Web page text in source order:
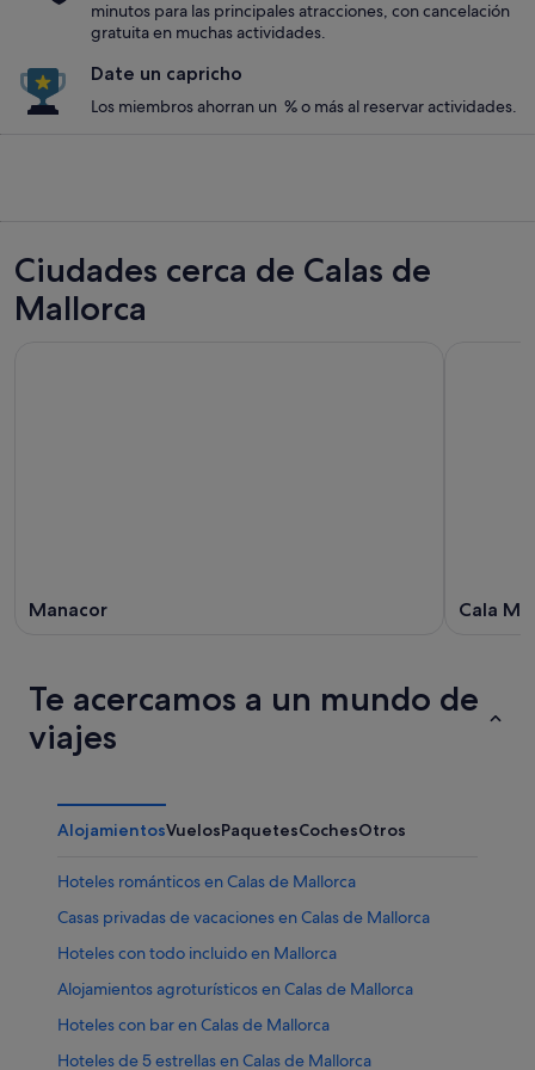
minutos para las principales atracciones, con cancelación
gratuita en muchas actividades.
Date un capricho
Los miembros ahorran un % o más al reservar actividades.
Ciudades cerca de Calas de
Mallorca
Manacor Cala
Te acercamos a un mundo de
viajes
AlojamientosVuelosPaquetesCochesOtros
Hoteles románticos en Calas de Mallorca
Casas privadas de vacaciones en Calas de Mallorca
Hoteles con todo incluido en Mallorca
Alojamientos agroturísticos en Calas de Mallorca
Hoteles con bar en Calas de Mallorca
Hoteles de 5 estrellas en Calas de Mallorca